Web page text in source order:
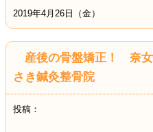
2019年4月26日（金）
産後の骨盤矯正！ 奈
さき鍼灸整骨院
投稿：